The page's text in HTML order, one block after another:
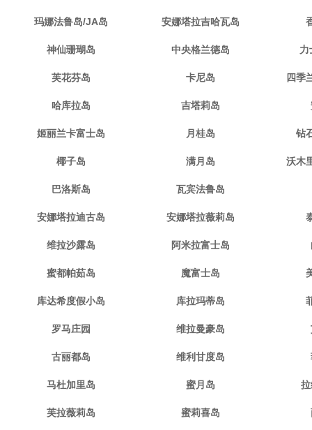
玛娜法鲁岛/JA岛 安娜塔拉吉哈瓦岛
神仙珊瑚岛 中央格兰德岛 力
芙花芬岛 卡尼岛 四季
哈库拉岛 吉塔莉岛
姬丽兰卡富士岛 月桂岛 钻
椰子岛 满月岛 沃木
巴洛斯岛 瓦宾法鲁岛
安娜塔拉迪古岛 安娜塔拉薇莉岛
维拉沙露岛 阿米拉富士岛
蜜都帕茹岛 魔富士岛
库达希度假小岛 库拉玛蒂岛
罗马庄园 维拉曼豪岛
古丽都岛 维利甘度岛
马杜加里岛 蜜月岛
芙拉薇莉岛 蜜莉喜岛